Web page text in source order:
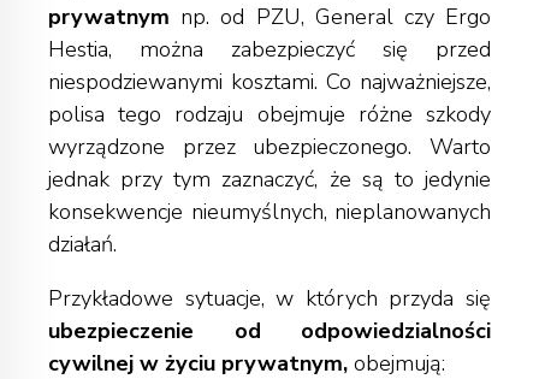
prywatnym np. od PZU, General czy Ergo
Hestia, można zabezpieczyć się przed
niespodziewanymi kosztami. Co najważniejsze,
polisa tego rodzaju obejmuje różne szkody
wyrządzone przez ubezpieczonego. Warto
jednak przy tym zaznaczyć, że są to jedynie
konsekwencje nieumyślnych, nieplanowanych
działań.
Przykładowe sytuacje, w których przyda się
ubezpieczenie od odpowiedzialności
cywilnej w życiu prywatnym, obejmują: